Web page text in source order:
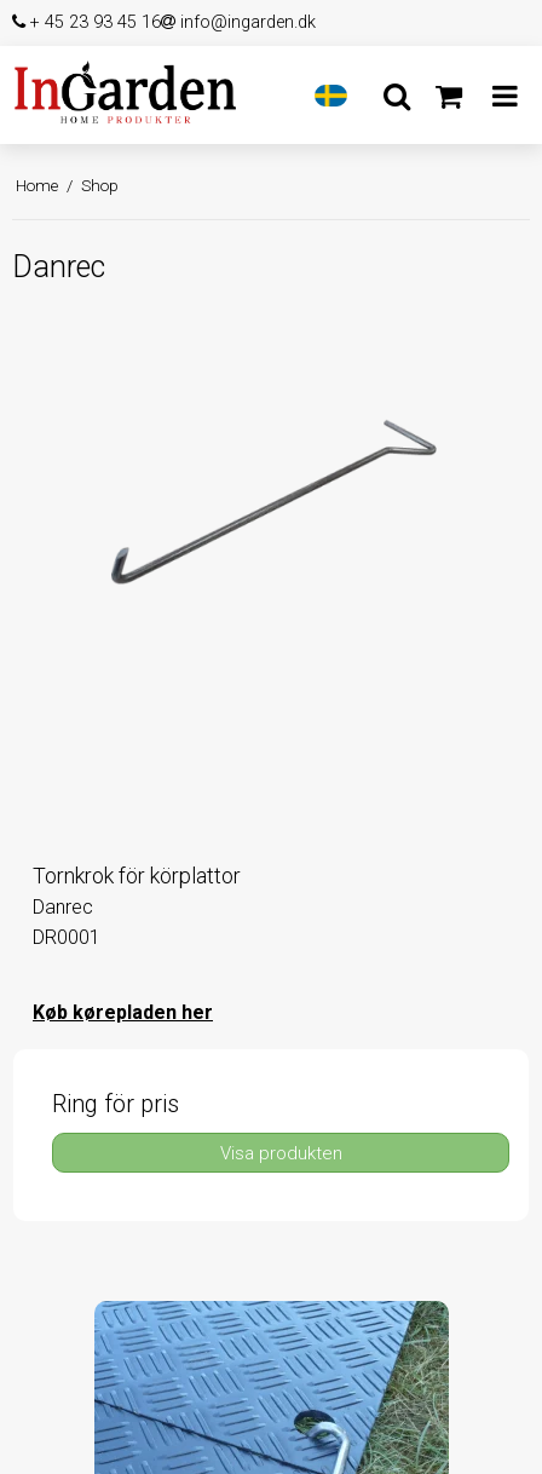
+ 45 23 93 45 16 info@ingarden.dk
Home / Shop
Danrec
Tornkrok för körplattor
Danrec
DR0001
Køb kørepladen her
Ring för pris
Visa produkten